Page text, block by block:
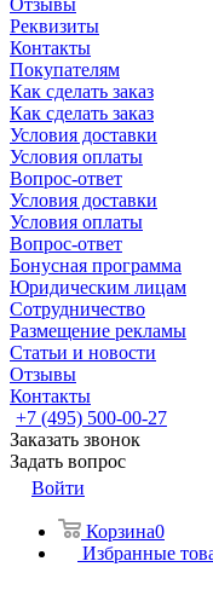
Отзывы
Реквизиты
Контакты
Покупателям
Как сделать заказ
Как сделать заказ
Условия доставки
Условия оплаты
Вопрос-ответ
Условия доставки
Условия оплаты
Вопрос-ответ
Бонусная программа
Юридическим лицам
Сотрудничество
Размещение рекламы
Статьи и новости
Отзывы
Контакты
+7 (495) 500-00-27
Заказать звонок
Задать вопрос
Войти
Корзина0
Избранные